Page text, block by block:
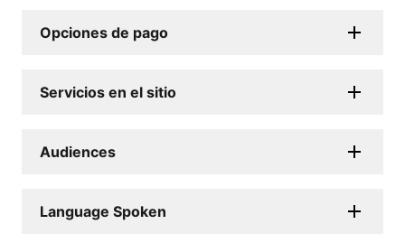
Opciones de pago
Servicios en el sitio
Audiences
Language Spoken